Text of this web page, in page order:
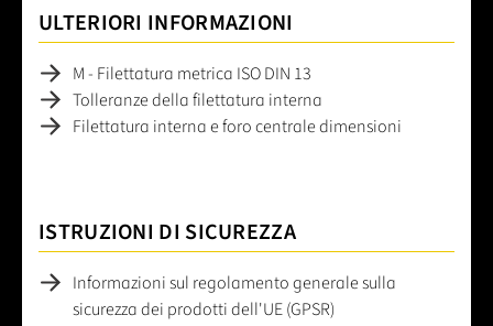
ULTERIORI INFORMAZIONI
M - Filettatura metrica ISO DIN 13
Tolleranze della filettatura interna
Filettatura interna e foro centrale dimensioni
ISTRUZIONI DI SICUREZZA
Informazioni sul regolamento generale sulla
sicurezza dei prodotti dell'UE (GPSR)